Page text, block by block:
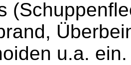
u.a. ein.